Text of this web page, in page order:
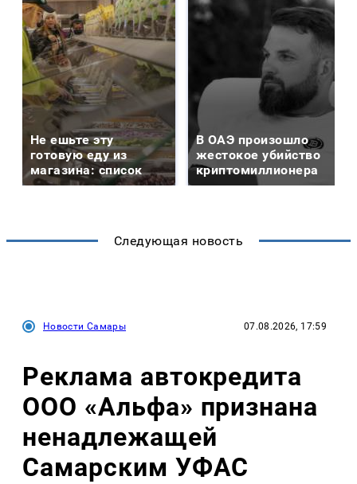
Не ешьте эту
готовую еду из
магазина: список
В ОАЭ произошло
жестокое убийство
криптомиллионера
Следующая новость
Новости Самары 07.08.2026, 17:59
Реклама автокредита
ООО «Альфа» признана
ненадлежащей
Самарским УФАС